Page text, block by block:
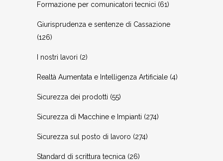
Formazione per comunicatori tecnici (61)
Giurisprudenza e sentenze di Cassazione
(126)
I nostri lavori (2)
Realtà Aumentata e Intelligenza Artificiale (4)
Sicurezza dei prodotti (55)
Sicurezza di Macchine e Impianti (274)
Sicurezza sul posto di lavoro (274)
Standard di scrittura tecnica (26)